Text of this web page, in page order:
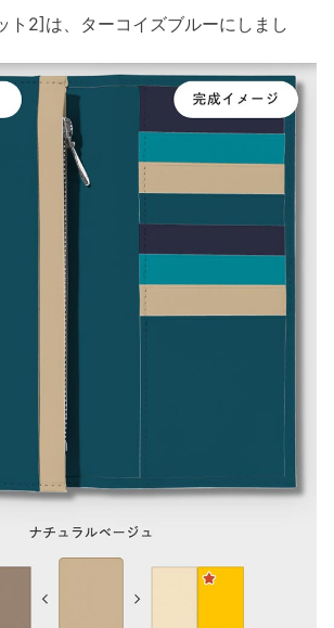
ト2]は、ターコイズブルーにしまし